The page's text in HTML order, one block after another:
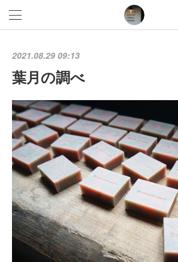
2021.08.29 09:13
葉月の調べ